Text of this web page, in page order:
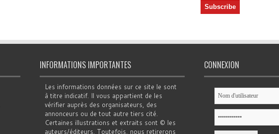
INFORMATIONS IMPORTANTES
Les informations données sur ce site le sont
à titre indicatif. Il vous appartient de les
vérifier auprès des organisateurs, des
annonceurs ou de tout autre tiers cité.
Certaines illustrations et extraits sont © les
auteurs/éditeurs. Toutefois, nous retirerons
CONNEXION